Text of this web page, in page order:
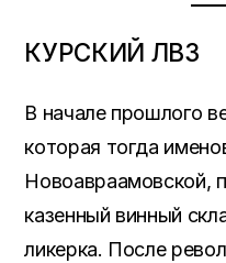
КУРСКИЙ ЛВЗ
В начале прошлого
которая тогда
Новоавраамовской,
казенный винный
ликерка. После